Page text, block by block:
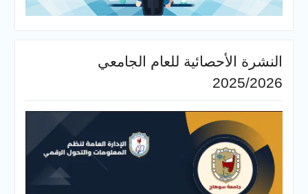
النشرة الأحصائية للعام الجامعي
2025/2026